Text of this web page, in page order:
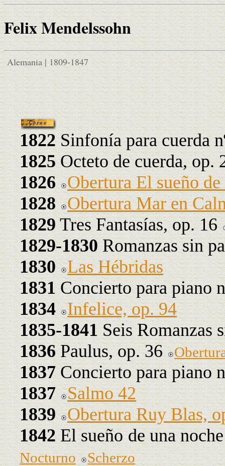
Felix Mendelssohn
Alemania | 1809-1847
1822 Sinfonía para cuerda
1825 Octeto de cuerda, op.
1826
Obertura El sueño
1828
Obertura Mar en
1829 Tres Fantasías, op. 16
1829-1830 Romanzas sin
1830
Las Hébridas
1831 Concierto para piano
1834 Infelice, op. 94
1835-1841 Seis Romanzas
1836 Paulus, op. 36
1837 Concierto para piano
1837
Salmo 42
1839
Obertura Ruy Blas,
1842 El sueño de una
Nocturno Scherzo